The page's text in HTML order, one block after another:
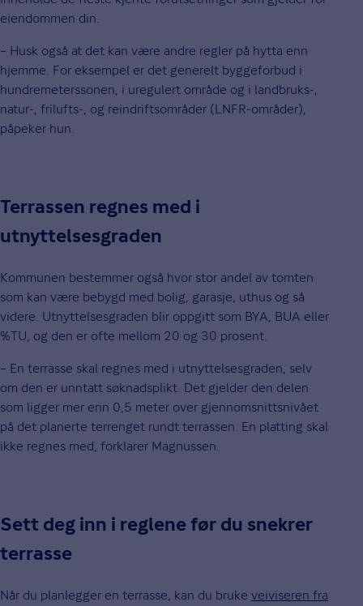
eiendommen din.
– Husk også at det kan være andre regler på hytta enn
hjemme. For eksempel er det generelt byggeforbud i
hundremeterssonen, i uregulert område og i landbruks-,
natur-, frilufts-, og reindriftsområder (LNFR-områder),
påpeker hun.
Terrassen regnes med i
utnyttelsesgraden
Kommunen bestemmer også hvor stor andel av tomten
som kan være bebygd med bolig, garasje, uthus og så
videre. Utnyttelsesgraden blir oppgitt som BYA, BUA eller
%TU, og den er ofte mellom 20 og 30 prosent.
– En terrasse skal regnes med i utnyttelsesgraden, selv
om den er unntatt søknadsplikt. Det gjelder den delen
som ligger mer enn 0,5 meter over gjennomsnittsnivået
på det planerte terrenget rundt terrassen. En platting skal
ikke regnes med, forklarer Magnussen.
Sett deg inn i reglene før du snekrer
terrasse
Når du planlegger en terrasse, kan du bruke veiviseren fra